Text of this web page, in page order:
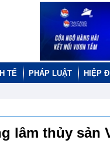
TẾ PHÁP LUẬT HIỆP
lâm thủy sản